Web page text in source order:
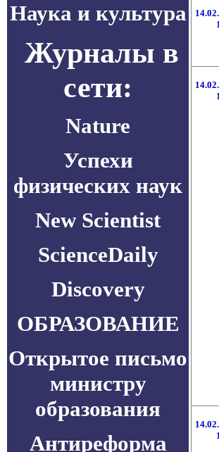
Наука и культура
Журналы в
сети:
Nature
Успехи
физических наук
New Scientist
ScienceDaily
Discovery
ОБРАЗОВАНИЕ
Открытое письмо
министру
образования
Антиреформа